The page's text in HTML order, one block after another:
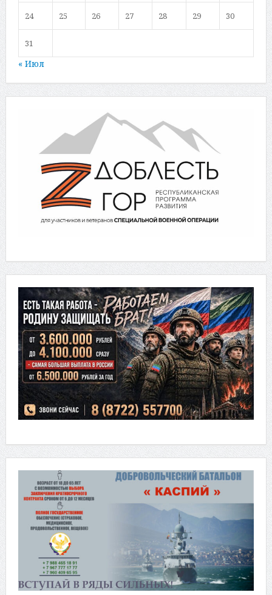
24 25 26 27 28 29 30
31
« Июл